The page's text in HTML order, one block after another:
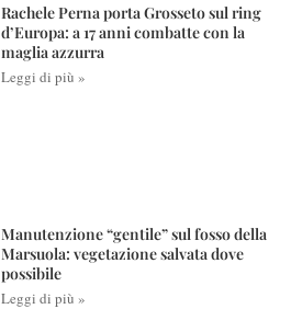
Rachele Perna porta Grosseto sul ring
d’Europa: a 17 anni combatte con la
maglia azzurra
Leggi di più »
Manutenzione “gentile” sul fosso della
Marsuola: vegetazione salvata dove
possibile
Leggi di più »